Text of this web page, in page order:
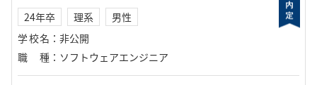
24年卒 理系
男性
学校名 ： 非公開
職種 ： ソフトウェアエンジニア